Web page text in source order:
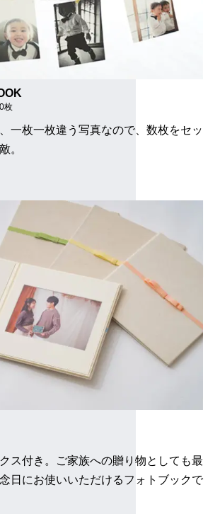
枚
一枚一枚違う写真なので、数枚をセッ
。
ス付き。ご家族への贈り物としても最
日にお使いいただけるフォトブックで